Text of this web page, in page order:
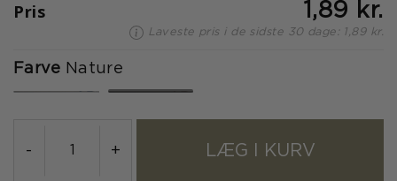
Pris 1,89 kr.
Laveste pris i de sidste 30 dage: 1,89 kr.
Farve Nature
valgte
- + LÆG I KURV